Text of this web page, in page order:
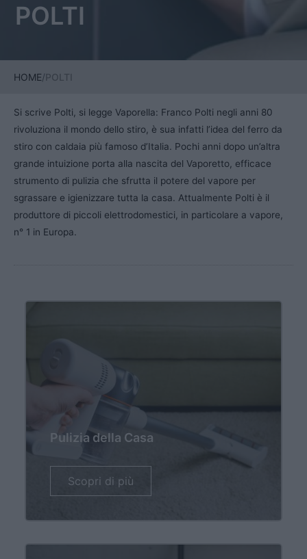
POLTI
HOME/POLTI
Si scrive Polti, si legge Vaporella: Franco Polti negli anni 80
rivoluziona il mondo dello stiro, è sua infatti l’idea del ferro da
stiro con caldaia più famoso d’Italia. Pochi anni dopo un’altra
grande intuizione porta alla nascita del Vaporetto, efficace
strumento di pulizia che sfrutta il potere del vapore per
sgrassare e igienizzare tutta la casa. Attualmente Polti è il
produttore di piccoli elettrodomestici, in particolare a vapore,
n° 1 in Europa.
Pulizia della Casa
Scopri di più